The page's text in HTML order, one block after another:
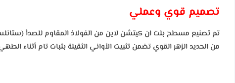
تصميم قوي وعملي
تم تصنيع مسطح بلت ان كيتشن لاين من الفولاذ المقاوم للصدأ
من الحديد الزهر القوي تضمن تثبيت الأواني الثقيلة بثبات تام أثناء